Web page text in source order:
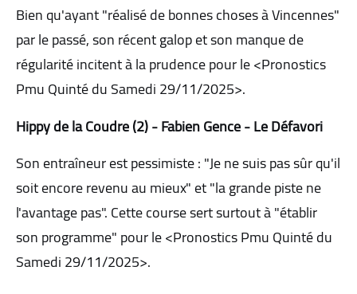
Bien qu'ayant "réalisé de bonnes choses à Vincennes"
par le passé, son récent galop et son manque de
régularité incitent à la prudence pour le <Pronostics
Pmu Quinté du Samedi 29/11/2025>.
Hippy de la Coudre (2) - Fabien Gence - Le Défavori
Son entraîneur est pessimiste : "Je ne suis pas sûr qu'il
soit encore revenu au mieux" et "la grande piste ne
l'avantage pas". Cette course sert surtout à "établir
son programme" pour le <Pronostics Pmu Quinté du
Samedi 29/11/2025>.